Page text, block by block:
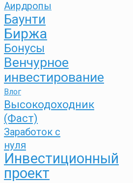
Аирдропы
Баунти
Биржа
Бонусы
Венчурное
инвестирование
Влог
Высокодоходник
(Фаст)
Заработок с
нуля
Инвестиционный
проект